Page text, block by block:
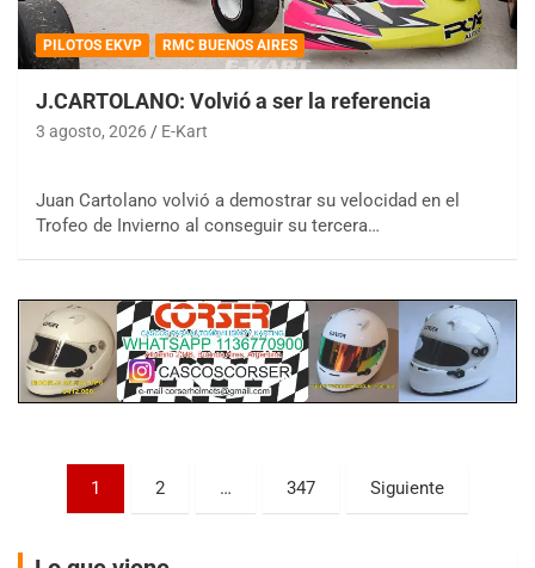
PILOTOS EKVP RMC BUENOS AIRES
J.CARTOLANO: Volvió a ser la referencia
3 agosto, 2026 E-Kart
Juan Cartolano volvió a demostrar su velocidad en el
Trofeo de Invierno al conseguir su tercera…
Paginación
entradas
1 2 … 347 Siguiente
08/09-AGO
KDO - F6
Ciudad de Trenque Lauquen (Asfalto)
Trenque Lauquen (Buenos Aires)
VICTORIENSE - F7
Victoria (Entre Ríos)